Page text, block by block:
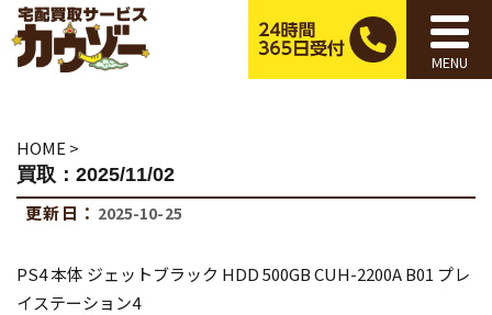
MENU
HOME >
買取：2025/11/02
更新日： 2025-10-25
PS4 本体 ジェットブラック HDD 500GB CUH-2200A B01 プレ
イステーション4